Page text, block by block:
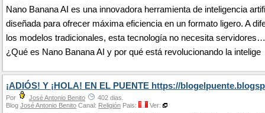
Nano Banana AI es una innovadora herramienta de inteligencia
diseñada para ofrecer máxima eficiencia en un formato ligero. A
los modelos tradicionales, esta tecnología no necesita
¿Qué es Nano Banana AI y por qué está revolucionando la intelige
¡ADIÓS! Y ¡HOLA! EN EL PUENTE https://
Por José Antonio Benito
402 dias.
Blog José Antonio Benito Canal: Religión Pais: Ver: